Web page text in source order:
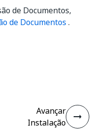
de Documentos,
de Documentos .
Avançar
Instalação